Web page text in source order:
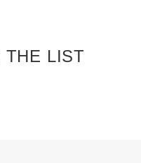
THE LIST